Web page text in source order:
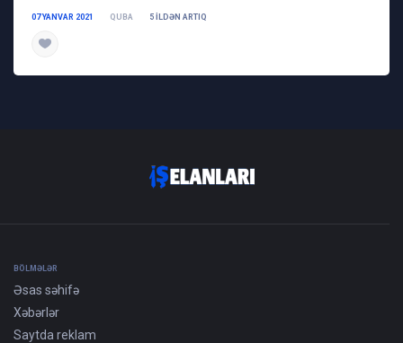
07 YANVAR 2021 QUBA 5 ILDƏN ARTIQ
BÖLMƏLƏR
Əsas səhifə
Xəbərlər
Saytda reklam